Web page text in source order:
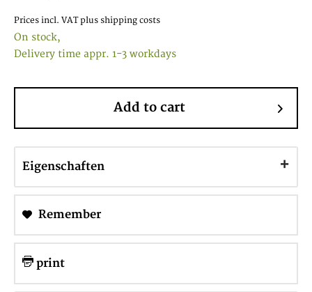
Prices incl. VAT plus shipping costs
On stock,
Delivery time appr. 1-3 workdays
Add to cart
Eigenschaften
Remember
print